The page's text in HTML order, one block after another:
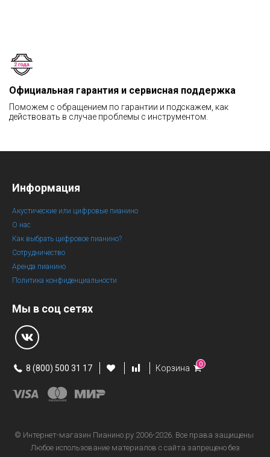
Официальная гарантия и сервисная поддержка
Поможем с обращением по гарантии и подскажем, как
действовать в случае проблемы с инструментом.
Информация
Акустические или цифровые пианино
О нас
Как выбрать цифровое пианино?
Сотрудничество
Аренда пианино
Политика конфиденциальности
Мы в соц сетях
8 (800) 500 31 17 Корзина 0
© Интернет-магазин Пианино.ру 2006-2026. Все права защищены
Любое использование материалов с сайта запрещено без